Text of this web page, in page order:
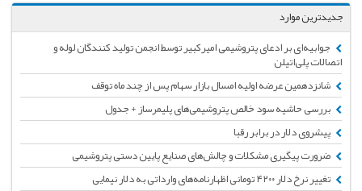
جدیدترین موارد
جوابیه‌ای بر ادعای پتروشیمی امیرکبیر توسط انجمن تولید کنندگان لوله و
اتصالات پلی‌اتیلن
شانزدهمین عرضه اولیه امسال بازار سهام پس از چند ماه توقف
بررسی حاشیه سود خالص پتروشیمی‌های پلیمرساز + جدول
پیشروی دلار در برابر رقبا
ضرورت پیگیری مشکلات و چالش‌های صنایع پایین دستی پتروشیمی
تغییر نرخ دلار ۴۲۰۰ تومانی اظهارنامه‌های وارداتی به دلار نیمایی